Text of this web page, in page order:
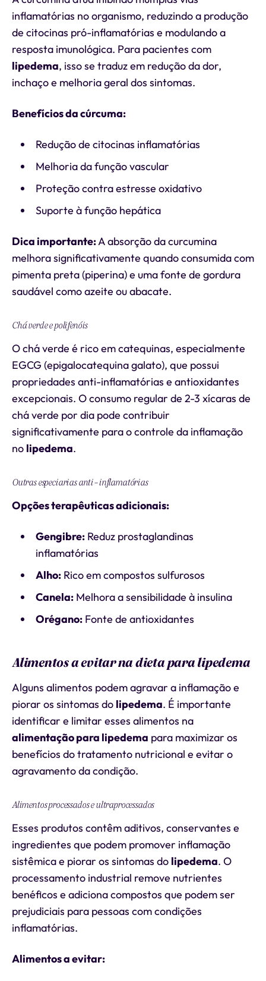
inflamatórias no organismo, reduzindo a produção
de citocinas pró-inflamatórias e modulando a
resposta imunológica. Para pacientes com
lipedema, isso se traduz em redução da dor,
inchaço e melhoria geral dos sintomas.
Benefícios da cúrcuma:
Redução de citocinas inflamatórias
Melhoria da função vascular
Proteção contra estresse oxidativo
Suporte à função hepática
Dica importante:A absorção da curcumina
melhora significativamente quando consumida com
pimenta preta (piperina) e uma fonte de gordura
saudável como azeite ou abacate.
Chá verde e polifenóis
O chá verde é rico em catequinas, especialmente
EGCG (epigalocatequina galato), que possui
propriedades anti-inflamatórias e antioxidantes
excepcionais. O consumo regular de 2-3 xícaras de
chá verde por dia pode contribuir
significativamente para o controle da inflamação
no lipedema.
Outras especiarias anti-inflamatórias
Opções terapêuticas adicionais:
Gengibre:Reduz prostaglandinas
inflamatórias
Alho:Rico em compostos sulfurosos
Canela:Melhora a sensibilidade à insulina
Orégano:Fonte de antioxidantes
Alimentos a evitar na dieta para lipedema
Alguns alimentos podem agravar a inflamação e
piorar os sintomas do lipedema. É importante
identificar e limitar esses alimentos na
alimentação para lipedema para maximizar os
benefícios do tratamento nutricional e evitar o
agravamento da condição.
Alimentos processados e ultraprocessados
Esses produtos contêm aditivos, conservantes e
ingredientes que podem promover inflamação
sistêmica e piorar os sintomas do lipedema. O
processamento industrial remove nutrientes
benéficos e adiciona compostos que podem ser
prejudiciais para pessoas com condições
inflamatórias.
Alimentos a evitar: